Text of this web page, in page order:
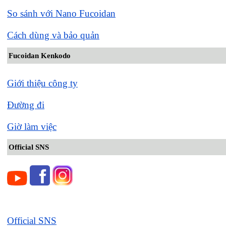
So sánh với Nano Fucoidan
Cách dùng và bảo quản
Fucoidan Kenkodo
Giới thiệu công ty
Đường đi
Giờ làm việc
Official SNS
Official SNS